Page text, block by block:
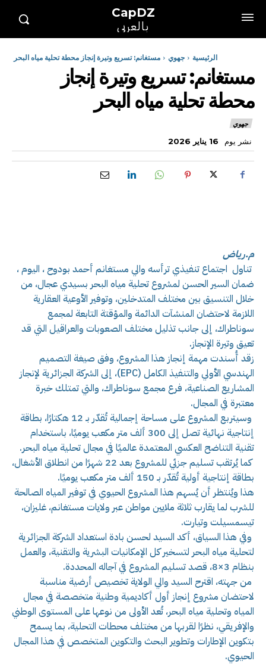
CapDZ
بالعربي
الرئيسية جهوي مستغانم: تسريع وتيرة إنجاز محطة تحلية مياه البحر
مستغانم: تسريع وتيرة إنجاز
محطة تحلية مياه البحر
جهوي
نشر يوم 16 يناير 2026
م.رياض
تناول اجتماع تنفيذي ترأسه والي مستغانم أحمد بودوح ، اليوم ،
ضمان السير الحسن لمشروع تحلية مياه البحر بسيدي عجال، من
خلال التنسيق بين مختلف المتدخلين، وتوفير الأوعية العقارية
اللازمة لاحتضان المنشآت الدائمة والمؤقتة التابعة لمجمع
سوناطراك، إلى جانب تذليل مختلف الصعوبات والعراقيل التي قد
تعيق وتيرة الإنجاز.
زقد أُسندت مهمة إنجاز هذا المشروع، وفق صيغة التصميم
الهندسي الأولي والتنفيذ الكامل (EPC)، إلى الشركة الجزائرية لإنجاز
المشاريع الصناعية، فرع مجمع سوناطراك، والتي تمتلك خبرة
معتبرة في المجال.
وسيتربع المشروع على مساحة إجمالية تُقدّر بـ 12 هكتارًا، بطاقة
إنتاجية نهائية تصل إلى 300 ألف متر مكعب يوميًا، باستخدام
تقنية التناضح العكسي المعتمدة عالميًا في مجال تحلية مياه البحر.
كما يُرتقب تسليم جزئي للمشروع بعد 22 شهرًا من انطلاق الأشغال،
بطاقة إنتاجية أولية تُقدّر بـ 150 ألف متر مكعب يوميًا.
هذا ويُنتظر أن يُسهم هذا المشروع الحيوي في توفير المياه الصالحة
للشرب لما يقارب ثلاثة ملايين مواطن عبر ولايات مستغانم، غليزان،
تيسمسيلت وتيارت.
وفي هذا السياق، أكد السيد لحسن بادة استعداد الشركة الجزائرية
لتحلية مياه البحر لتسخير كل الإمكانيات البشرية والتقنية، والعمل
بنظام 3×8، قصد تسليم المشروع في آجاله المحددة.
من جهته، اقترح السيد والي الولاية تخصيص أرضية مناسبة
لاحتضان مشروع إنجاز أول أكاديمية وطنية متخصصة في مجال
المياه وتحلية مياه البحر، تُعد الأولى من نوعها على المستوى الوطني
والإفريقي، نظرًا لقربها من مختلف محطات التحلية، بما يسمح
بتكوين الإطارات وتطوير البحث والتكوين المتخصص في هذا المجال
الحيوي.